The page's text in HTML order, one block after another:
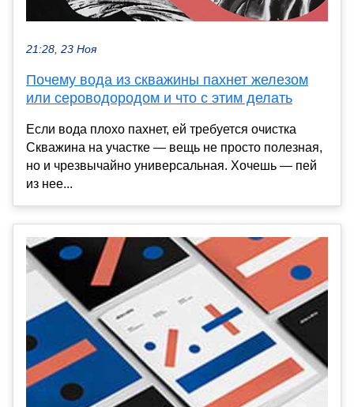
21:28, 23 Ноя
Почему вода из скважины пахнет железом
или сероводородом и что с этим делать
Если вода плохо пахнет, ей требуется очистка
Скважина на участке — вещь не просто полезная,
но и чрезвычайно универсальная. Хочешь — пей
из нее...